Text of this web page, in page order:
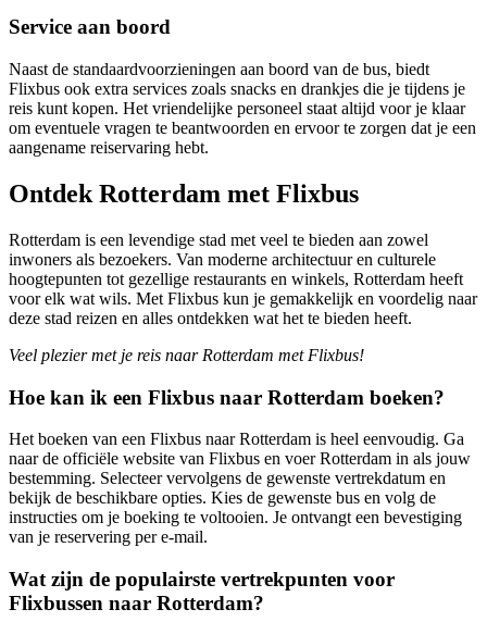
Service aan boord
Naast de standaardvoorzieningen aan boord van de bus, biedt
Flixbus ook extra services zoals snacks en drankjes die je tijdens je
reis kunt kopen. Het vriendelijke personeel staat altijd voor je klaar
om eventuele vragen te beantwoorden en ervoor te zorgen dat je een
aangename reiservaring hebt.
Ontdek Rotterdam met Flixbus
Rotterdam is een levendige stad met veel te bieden aan zowel
inwoners als bezoekers. Van moderne architectuur en culturele
hoogtepunten tot gezellige restaurants en winkels, Rotterdam heeft
voor elk wat wils. Met Flixbus kun je gemakkelijk en voordelig naar
deze stad reizen en alles ontdekken wat het te bieden heeft.
Veel plezier met je reis naar Rotterdam met Flixbus!
Hoe kan ik een Flixbus naar Rotterdam boeken?
Het boeken van een Flixbus naar Rotterdam is heel eenvoudig. Ga
naar de officiële website van Flixbus en voer Rotterdam in als jouw
bestemming. Selecteer vervolgens de gewenste vertrekdatum en
bekijk de beschikbare opties. Kies de gewenste bus en volg de
instructies om je boeking te voltooien. Je ontvangt een bevestiging
van je reservering per e-mail.
Wat zijn de populairste vertrekpunten voor
Flixbussen naar Rotterdam?